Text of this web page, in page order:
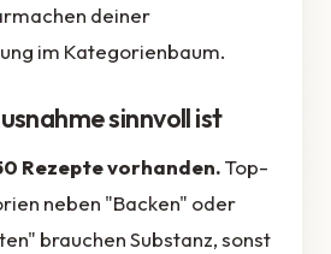
deiner
im Kategorienbaum.
sinnvoll ist
Rezepte vorhanden.Top-
neben "Backen" oder
brauchen Substanz, sonst